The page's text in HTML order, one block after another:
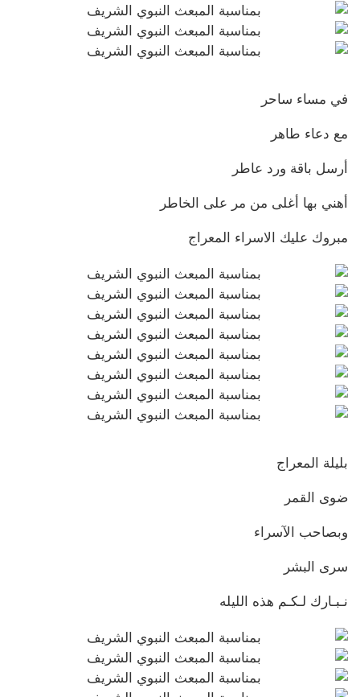
في مساء ساحر
مع دعاء طاهر
أرسل باقة ورد عاطر
أهني بها أغلى من مر على الخاطر
مبروك عليك الاسراء المعراج
بليلة المعراج
ضوى القمر
وبصاحب الآسراء
سرى البشر
نـبـارك لـكـم هذه الليله